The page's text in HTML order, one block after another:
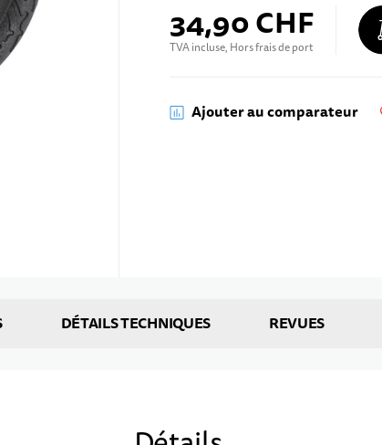
34,90 CHF
TVA incluse, Hors frais de port
Ajouter au comparateur
DÉTAILS TECHNIQUES REVUES